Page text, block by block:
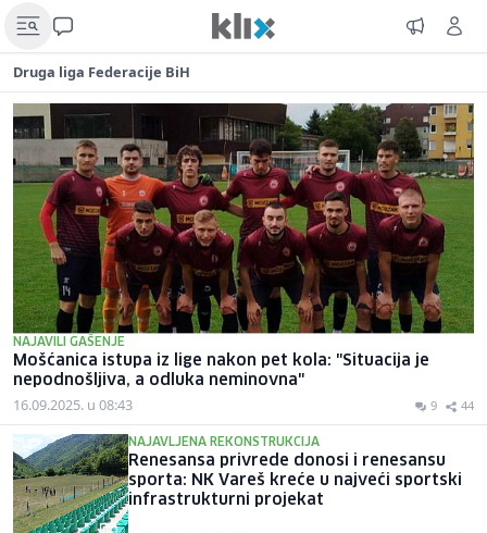
Druga liga Federacije BiH
NAJAVILI GAŠENJE
Mošćanica istupa iz lige nakon pet kola: "Situacija je
nepodnošljiva, a odluka neminovna"
16.09.2025. u 08:43 9 44
NAJAVLJENA REKONSTRUKCIJA
Renesansa privrede donosi i renesansu
sporta: NK Vareš kreće u najveći sportski
infrastrukturni projekat